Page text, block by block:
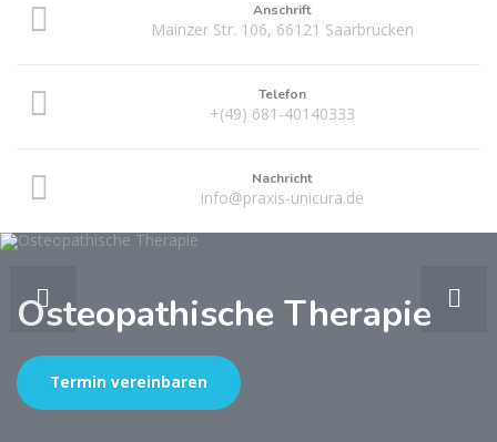
Anschrift
Mainzer Str. 106,­­ 66121 Saarbrücken
Telefon
+(49) 681-40140333
Nachricht
info@praxis-unicura.de
Osteopathische Therapie
Termin vereinbaren